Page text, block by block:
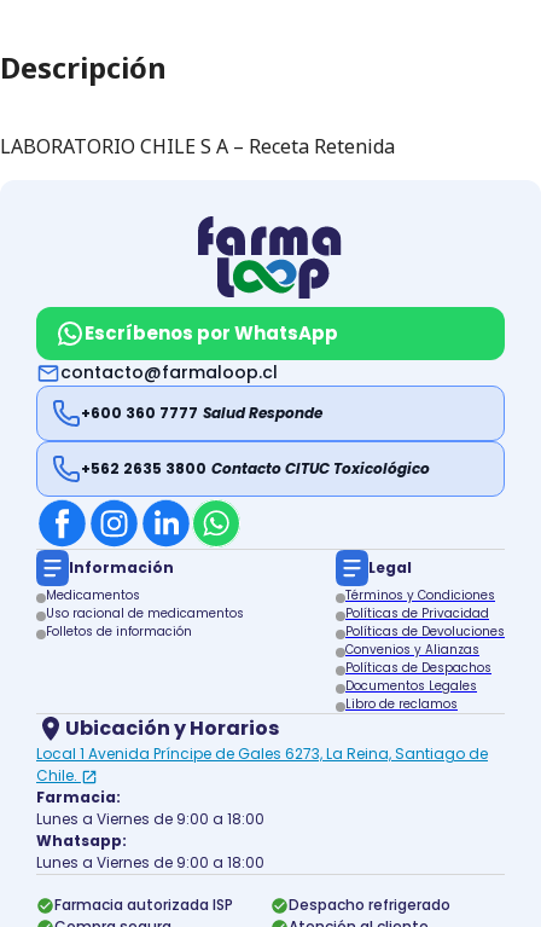
Descripción
LABORATORIO CHILE S A – Receta Retenida
Escríbenos por WhatsApp
contacto@farmaloop.cl
+600 360 7777 Salud Responde
+562 2635 3800 Contacto CITUC Toxicológico
Información
Medicamentos
Uso racional de medicamentos
Folletos de información
Legal
Términos y Condiciones
Políticas de Privacidad
Políticas de Devoluciones
Convenios y Alianzas
Políticas de Despachos
Documentos Legales
Libro de reclamos
Ubicación y Horarios
Local 1 Avenida Príncipe de Gales 6273, La Reina, Santiago de
Chile.
Farmacia:
Lunes a Viernes de 9:00 a 18:00
Whatsapp:
Lunes a Viernes de 9:00 a 18:00
Farmacia autorizada ISP
Despacho refrigerado